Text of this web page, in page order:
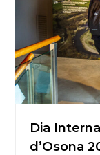
Dia
d’Osona